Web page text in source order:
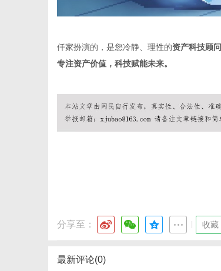
仟家扮演的，是您冷静、理性的资产科技顾问
专注资产价值，科技赋能未来。
分享至： 收藏
最新评论(0)